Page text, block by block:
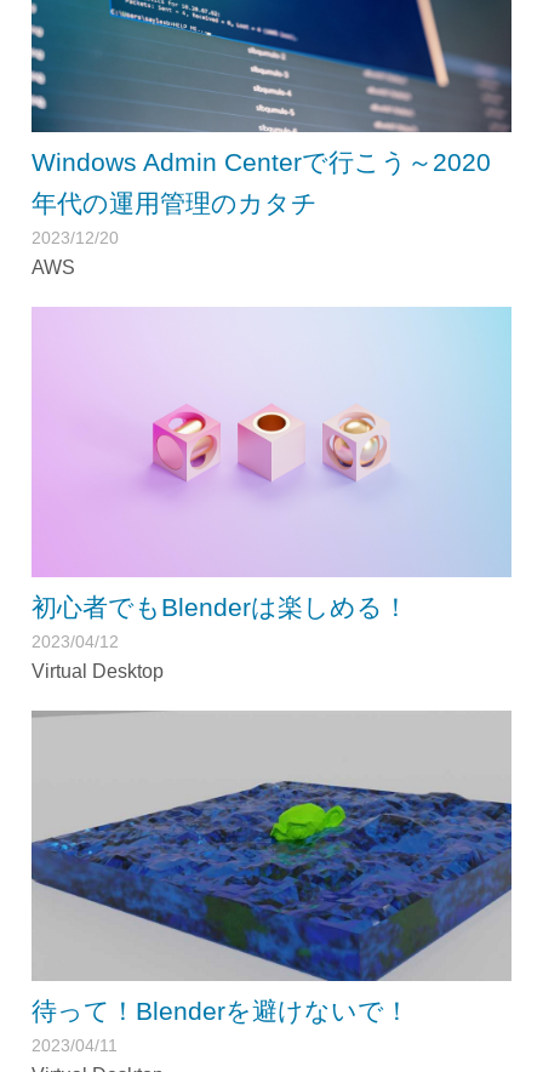
Windows Admin Centerで行こう～2020
年代の運用管理のカタチ
2023/12/20
AWS
初心者でもBlenderは楽しめる！
2023/04/12
Virtual Desktop
待って！Blenderを避けないで！
2023/04/11